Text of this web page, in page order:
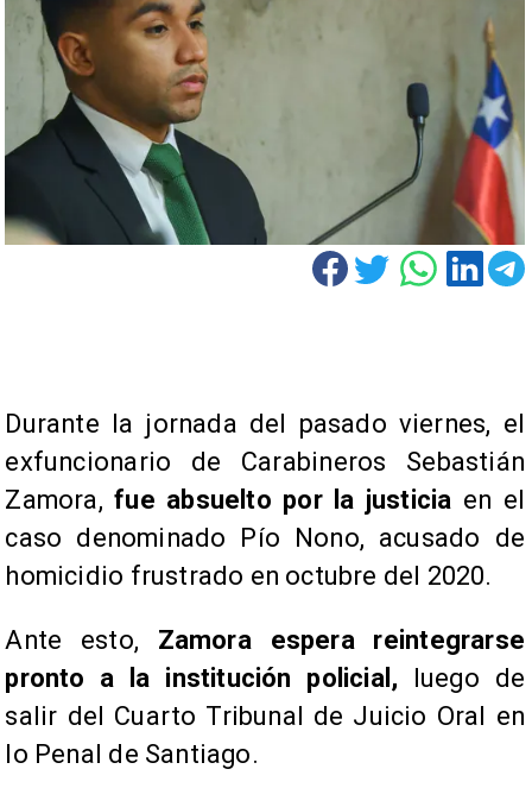
Durante la jornada del pasado viernes, el
exfuncionario de Carabineros Sebastián
Zamora,fue absuelto por la justicia en el
caso denominado Pío Nono, acusado de
homicidio frustrado en octubre del 2020.
Ante esto, Zamora espera reintegrarse
pronto a la institución policial, luego de
salir del Cuarto Tribunal de Juicio Oral en
lo Penal de Santiago.